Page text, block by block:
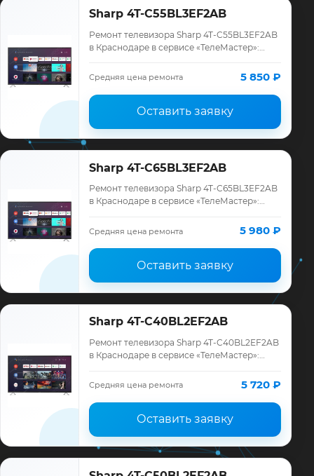
Sharp 4T-C55BL3EF2AB
Ремонт телевизора Sharp 4T-C55BL3EF2AB
в Краснодаре в сервисе «ТелеМастер»:
ремонта, запчасти и гарантия до 12
месяцев.
Средняя цена ремонта 5 850 ₽
Оставить заявку
Sharp 4T-C65BL3EF2AB
Ремонт телевизора Sharp 4T-C65BL3EF2AB
в Краснодаре в сервисе «ТелеМастер»:
ремонта, запчасти и гарантия до 12
месяцев.
Средняя цена ремонта 5 980 ₽
Оставить заявку
Sharp 4T-C40BL2EF2AB
Ремонт телевизора Sharp 4T-C40BL2EF2AB
в Краснодаре в сервисе «ТелеМастер»:
ремонта, запчасти и гарантия до 12
месяцев.
Средняя цена ремонта 5 720 ₽
Оставить заявку